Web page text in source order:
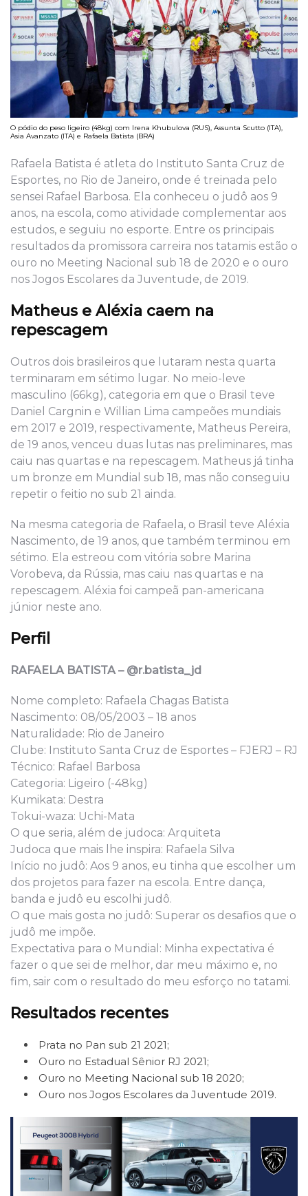
O pódio do peso ligeiro (48kg) com Irena Khubulova (RUS), Assunta Scutto (ITA),
Asia Avanzato (ITA) e Rafaela Batista (BRA)
Rafaela Batista é atleta do Instituto Santa Cruz de
Esportes, no Rio de Janeiro, onde é treinada pelo
sensei Rafael Barbosa. Ela conheceu o judô aos 9
anos, na escola, como atividade complementar aos
estudos, e seguiu no esporte. Entre os principais
resultados da promissora carreira nos tatamis estão o
ouro no Meeting Nacional sub 18 de 2020 e o ouro
nos Jogos Escolares da Juventude, de 2019.
Matheus e Aléxia caem na
repescagem
Outros dois brasileiros que lutaram nesta quarta
terminaram em sétimo lugar. No meio-leve
masculino (66kg), categoria em que o Brasil teve
Daniel Cargnin e Willian Lima campeões mundiais
em 2017 e 2019, respectivamente, Matheus Pereira,
de 19 anos, venceu duas lutas nas preliminares, mas
caiu nas quartas e na repescagem. Matheus já tinha
um bronze em Mundial sub 18, mas não conseguiu
repetir o feitio no sub 21 ainda.
Na mesma categoria de Rafaela, o Brasil teve Aléxia
Nascimento, de 19 anos, que também terminou em
sétimo. Ela estreou com vitória sobre Marina
Vorobeva, da Rússia, mas caiu nas quartas e na
repescagem. Aléxia foi campeã pan-americana
júnior neste ano.
Perfil
RAFAELA BATISTA – @r.batista_jd
Nome completo: Rafaela Chagas Batista
Nascimento: 08/05/2003 – 18 anos
Naturalidade: Rio de Janeiro
Clube: Instituto Santa Cruz de Esportes – FJERJ – RJ
Técnico: Rafael Barbosa
Categoria: Ligeiro (-48kg)
Kumikata: Destra
Tokui-waza: Uchi-Mata
O que seria, além de judoca: Arquiteta
Judoca que mais lhe inspira: Rafaela Silva
Início no judô: Aos 9 anos, eu tinha que escolher um
dos projetos para fazer na escola. Entre dança,
banda e judô eu escolhi judô.
O que mais gosta no judô: Superar os desafios que o
judô me impõe.
Expectativa para o Mundial: Minha expectativa é
fazer o que sei de melhor, dar meu máximo e, no
fim, sair com o resultado do meu esforço no tatami.
Resultados recentes
Prata no Pan sub 21 2021;
Ouro no Estadual Sênior RJ 2021;
Ouro no Meeting Nacional sub 18 2020;
Ouro nos Jogos Escolares da Juventude 2019.